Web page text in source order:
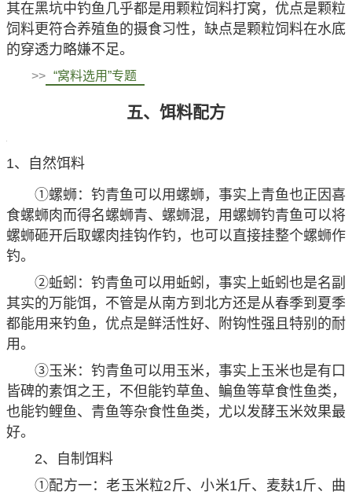
其在黑坑中钓鱼几乎都是用颗粒饲料打窝，优点是颗粒
饲料更符合养殖鱼的摄食习性，缺点是颗粒饲料在水底
的穿透力略嫌不足。
>> “窝料选用”专题
五、饵料配方
1、自然饵料
①螺蛳：钓青鱼可以用螺蛳，事实上青鱼也正因喜
食螺蛳肉而得名螺蛳青、螺蛳混，用螺蛳钓青鱼可以将
螺蛳砸开后取螺肉挂钩作钓，也可以直接挂整个螺蛳作
钓。
②蚯蚓：钓青鱼可以用蚯蚓，事实上蚯蚓也是名副
其实的万能饵，不管是从南方到北方还是从春季到夏季
都能用来钓鱼，优点是鲜活性好、附钩性强且特别的耐
用。
③玉米：钓青鱼可以用玉米，事实上玉米也是有口
皆碑的素饵之王，不但能钓草鱼、鳊鱼等草食性鱼类，
也能钓鲤鱼、青鱼等杂食性鱼类，尤以发酵玉米效果最
好。
2、自制饵料
①配方一：老玉米粒2斤、小米1斤、麦麸1斤、曲